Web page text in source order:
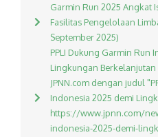
Garmin Run 2025 Angkat
Fasilitas Pengelolaan
September 2025)
PPLI Dukung Garmin Run
Lingkungan
JPNN.com dengan judul
Indonesia 2025 demi
https://www.jpnn.com/
indonesia-2025-demi-